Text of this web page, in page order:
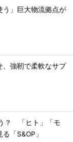
う」巨大物流拠点が
、強靭で柔軟なサプ
？ 「ヒト」「モ
「S&OP」